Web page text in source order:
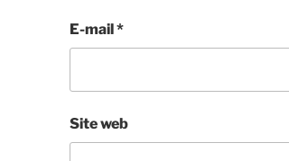
E-mail *
Site web